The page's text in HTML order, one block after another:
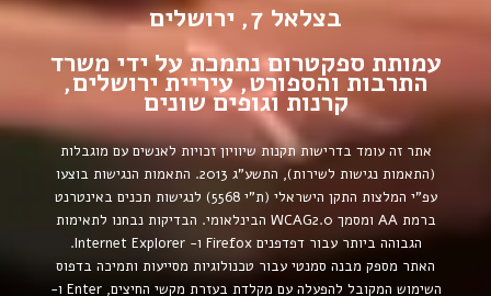
בצלאל 7, ירושלים
עמותת ספקטרום נתמכת על ידי משרד
התרבות והספורט, עיריית ירושלים,
קרנות וגופים שונים
אתר זה עומד בדרישות תקנות שיוויון זכויות לאנשים עם מוגבלות
(התאמות נגישות לשירות), התשע”ג 2013.
התאמות הנגישות בוצעו
עפ”י המלצות התקן הישראלי (ת”י 5568) לנגישות תכנים באינטרנט
ברמת AA ומסמך WCAG2.0 הבינלאומי.
הבדיקות נבחנו לתאימות
הגבוהה ביותר עבור דפדפנים Firefox ו- Internet Explorer.
האתר מספק מבנה סמנטי עבור טכנולוגיות מסייעות ותמיכה בדפוס
השימוש המקובל להפעלה עם מקלדת בעזרת מקשי החיצים, Enter ו-